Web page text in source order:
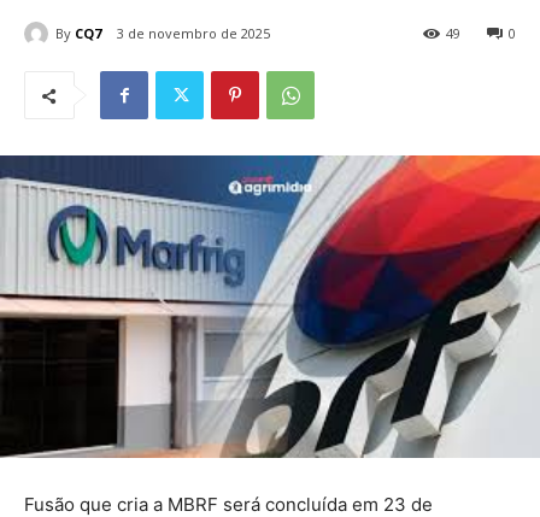
By CQ7 3 de novembro de 2025 0
49
Fusão que cria a MBRF será concluída em 23 de